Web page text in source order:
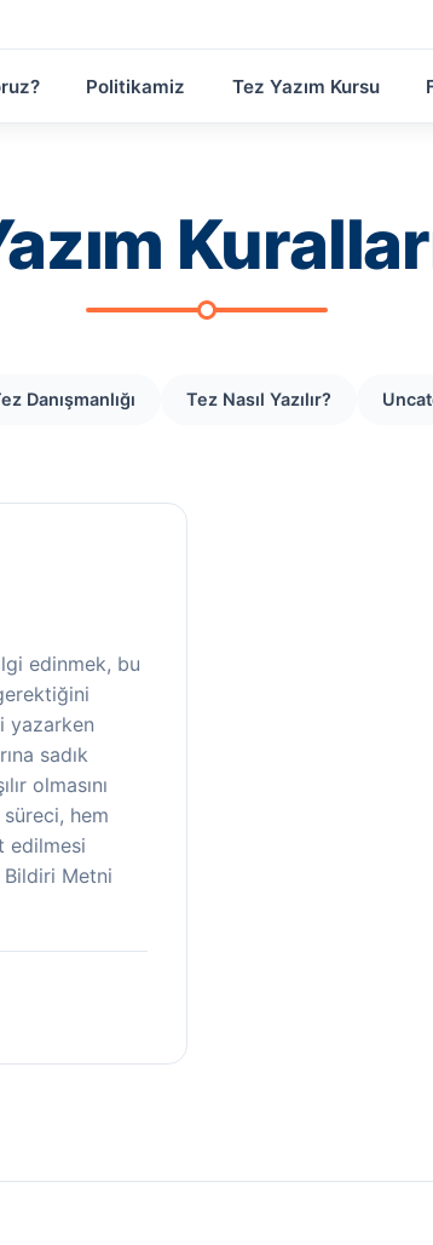
Politikamiz Tez Yazım Kursu
Danışmanlığı Tez Nasıl Yazılır?
edinmek, bu
yazarken
sadık
olmasını
hem
edilmesi
Metni